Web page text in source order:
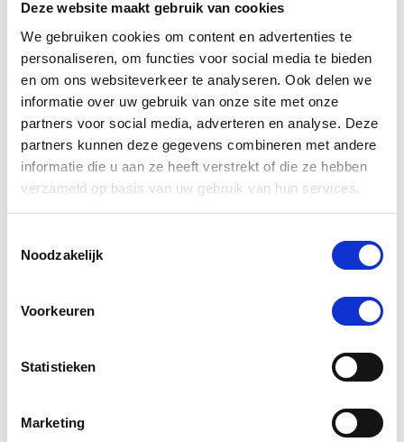
Deze website maakt gebruik van cookies
We gebruiken cookies om content en advertenties te
personaliseren, om functies voor social media te bieden
en om ons websiteverkeer te analyseren. Ook delen we
informatie over uw gebruik van onze site met onze
partners voor social media, adverteren en analyse. Deze
partners kunnen deze gegevens combineren met andere
informatie die u aan ze heeft verstrekt of die ze hebben
verzameld op basis van uw gebruik van hun services.
Noodzakelijk
Voorkeuren
Statistieken
Marketing
NAF Pink Powder (Opkikker) 700 g